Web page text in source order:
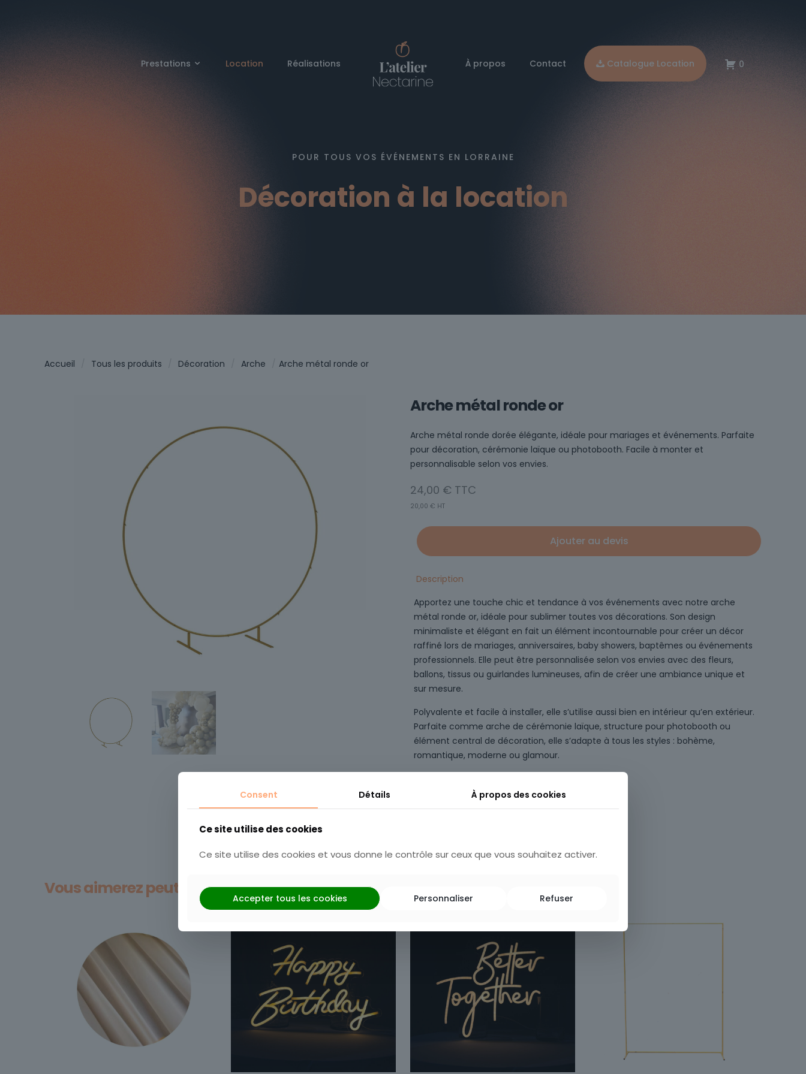
Prestations Location Réalisations À propos Contact Catalogue Location 0
POUR TOUS VOS ÉVÉNEMENTS EN LORRAINE
Décoration à la location
Accueil Tous les produits Décoration Arche Arche métal ronde or
Arche métal ronde or
Arche métal ronde dorée élégante, idéale pour mariages et événements. Parfaite
pour décoration, cérémonie laïque ou photobooth. Facile à monter et
personnalisable selon vos envies.
24,00 €
20,00 € HT
Ajouter au devis
Description
Apportez une touche chic et tendance à vos événements avec notre arche
métal ronde or, idéale pour sublimer toutes vos décorations. Son design
minimaliste et élégant en fait un élément incontournable pour créer un décor
raffiné lors de mariages, anniversaires, baby showers, baptêmes ou événements
professionnels. Elle peut être personnalisée selon vos envies avec des fleurs,
ballons, tissus ou guirlandes lumineuses, afin de créer une ambiance unique et
sur mesure.
Polyvalente et facile à installer, elle s’utilise aussi bien en intérieur qu’en extérieur.
Parfaite comme arche de cérémonie laïque, structure pour photobooth ou
élément central de décoration, elle s’adapte à tous les styles : bohème,
romantique, moderne ou glamour.
: Métal
Couleur: Doré
Vous aimerez peut-être aussi…
Consent Détails À propos des cookies
Ce site utilise des cookies
Ce site utilise des cookies et vous donne le contrôle sur ceux que vous souhaitez activer.
Refuser
Personnaliser
Accepter tous les cookies